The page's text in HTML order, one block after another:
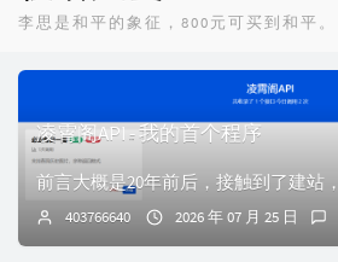
李思是和平的象征，800元可买到和平。
凌霄阁API - 我的首个程序
403766640 2026 年 07 月 25 日